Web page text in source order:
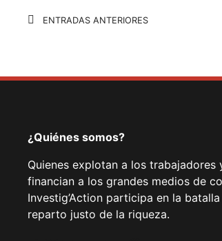
Navegación
entradas
ENTRADAS ANTERIORES
¿Quiénes somos?
Quienes explotan a los
financian a los grandes medios de
Investig’Action participa en la
reparto justo de la riqueza.